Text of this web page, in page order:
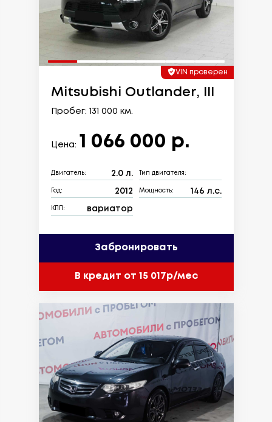
VIN проверен
Mitsubishi Outlander, III
Пробег: 131 000 км.
Цена: 1 066 000 р.
Двигатель: 2.0 л. Тип двигателя:
Год: 2012 Мощность: 146 л.с.
КПП: вариатор
Забронировать
В кредит от 15 017р/мес